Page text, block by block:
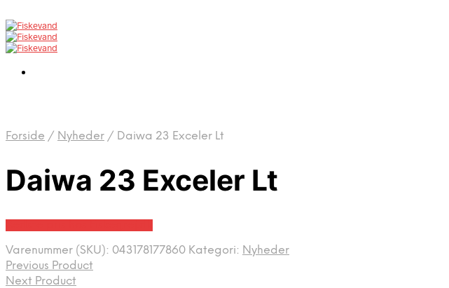
Forside / Nyheder / Daiwa 23 Exceler Lt
Daiwa 23 Exceler Lt
Varenummer (SKU): 043178177860 Kategori: Nyheder
Previous Product
Next Product